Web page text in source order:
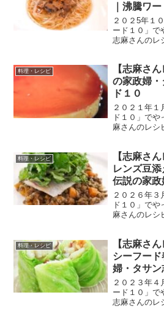
｜沸騰ワ
２０２5年１
ード１０」で
志麻さんのレ
食１１連発
方です。 さ
料理・レシピ
【志麻さ
の家政婦
ド１０
２０２１年１
ド１０」で
麻さんのレシ
料理が連発
す。 プリン
料理・レシピ
【志麻さ
レンズ豆添
伝説の家
ワード10
２０２６年３
ド１０」で
麻さんのレシ
では、早速
ンズ豆添え
料理・レシピ
【志麻さ
シーフー
婦・タサン
２０２３年４
ード１０」で
志麻さんのレ